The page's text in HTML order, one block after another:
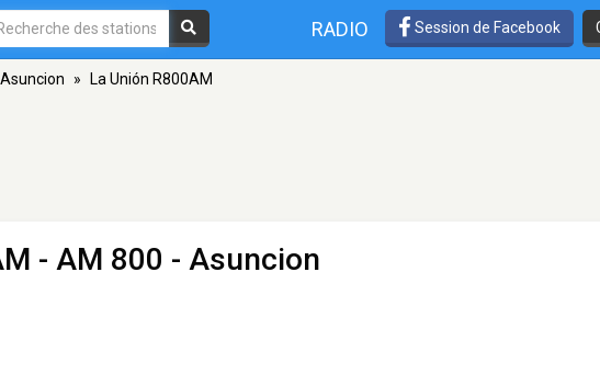
RADIO Session de Facebook
Asuncion » La Unión R800AM
- AM 800 - Asuncion